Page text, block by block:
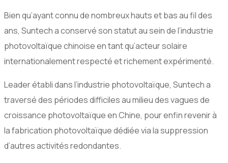
Bien qu’ayant connu de nombreux hauts et bas au fil des
ans, Suntech a conservé son statut au sein de l’industrie
photovoltaïque chinoise en tant qu’acteur solaire
internationalement respecté et richement expérimenté.
Leader établi dans l’industrie photovoltaïque, Suntech a
traversé des périodes difficiles au milieu des vagues de
croissance photovoltaïque en Chine, pour enfin revenir à
la fabrication photovoltaïque dédiée via la suppression
d’autres activités redondantes.